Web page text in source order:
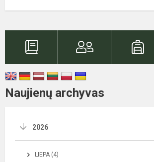
Naujienų archyvas
2026
LIEPA (4)